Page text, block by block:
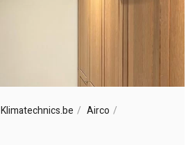
Klimatechnics.be
Airco